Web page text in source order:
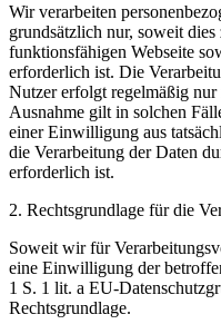
Wir verarbeiten
grundsätzlich nur, soweit
funktionsfähigen Webseite
erforderlich ist. Die
Nutzer erfolgt regelmäßig
Ausnahme gilt in solchen
einer Einwilligung aus
die Verarbeitung der Daten
erforderlich ist.
2. Rechtsgrundlage für die
Soweit wir für
eine Einwilligung der
1 S. 1 lit. a EU-
Rechtsgrundlage.